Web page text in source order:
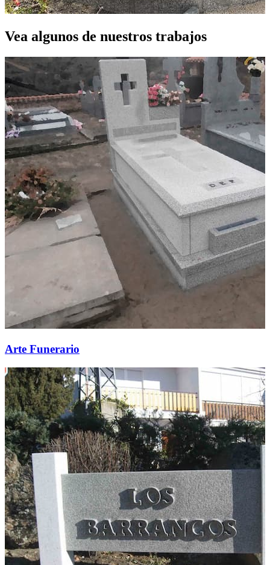
Vea algunos de nuestros trabajos
Arte Funerario